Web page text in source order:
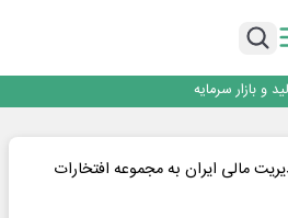
و بازار سرمایه
ارزش معاملات خرد به ۶۶ همت رسید
مالی ایران به مجموعه افتخارات